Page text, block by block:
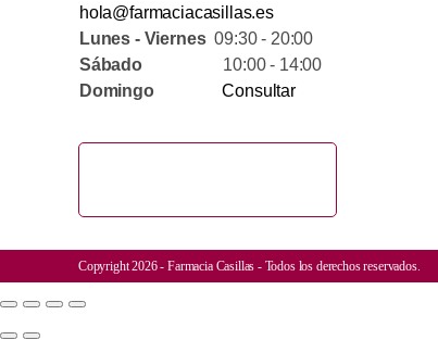
hola@farmaciacasillas.es
Lunes - Viernes09:30 - 20:00
Sábado10:00 - 14:00
Domingo
Consultar
Copyright 2026 - Farmacia Casillas - Todos los derechos reservados.